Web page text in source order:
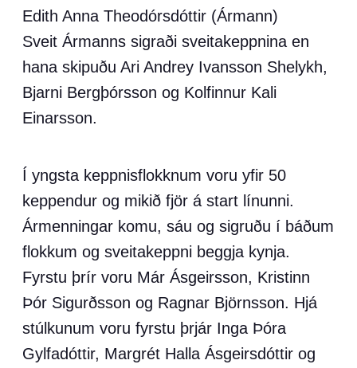
Edith Anna Theodórsdóttir (Ármann)
Sveit Ármanns sigraði sveitakeppnina en
hana skipuðu Ari Andrey Ivansson Shelykh,
Bjarni Bergþórsson og Kolfinnur Kali
Einarsson.
Í yngsta keppnisflokknum voru yfir 50
keppendur og mikið fjör á start línunni.
Ármenningar komu, sáu og sigruðu í báðum
flokkum og sveitakeppni beggja kynja.
Fyrstu þrír voru Már Ásgeirsson, Kristinn
Þór Sigurðsson og Ragnar Björnsson. Hjá
stúlkunum voru fyrstu þrjár Inga Þóra
Gylfadóttir, Margrét Halla Ásgeirsdóttir og